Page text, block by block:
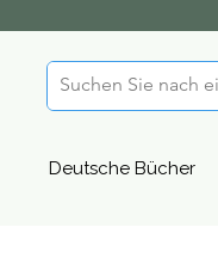
Deutsche Bücher